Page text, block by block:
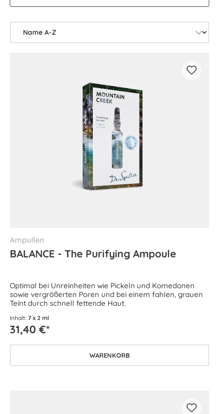
Ampullen
BALANCE - The Purifying Ampoule
Optimal bei Unreinheiten wie Pickeln und Komedonen
sowie vergrößerten Poren und bei einem fahlen, grauen
Teint durch schnell fettende Haut.
Inhalt: 7 x 2 ml
31,40 €*
WARENKORB